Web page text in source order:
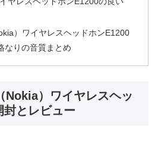
）ワイヤレスヘッドホンE1200
なりの音質まとめ
Nokia）ワイヤレスヘッ
封とレビュー